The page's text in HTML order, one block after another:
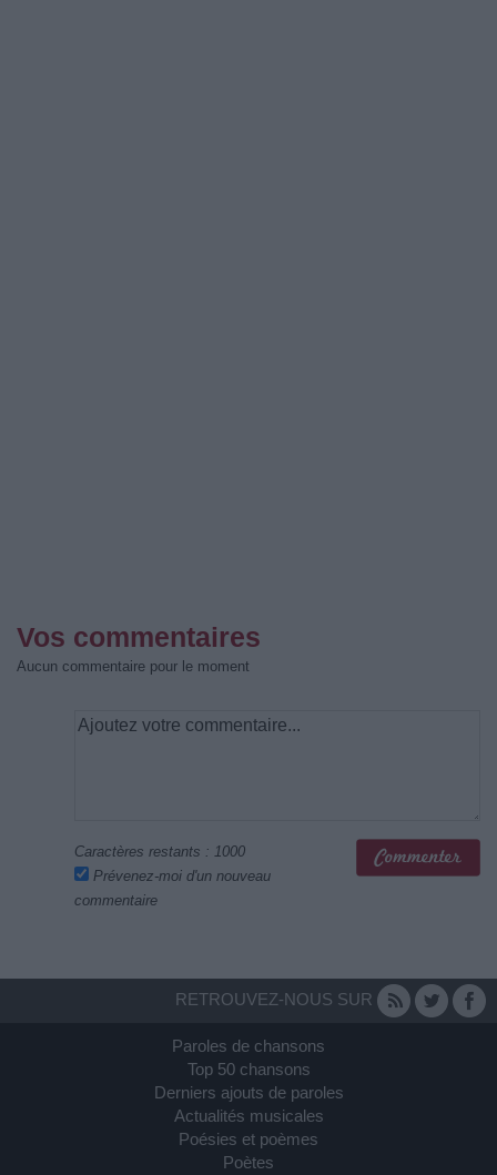
Vos commentaires
Aucun commentaire pour le moment
Caractères restants : 1000
Prévenez-moi d'un nouveau
commentaire
RETROUVEZ-NOUS SUR
Paroles de chansons
Top 50 chansons
Derniers ajouts de paroles
Actualités musicales
Poésies et poèmes
Poètes